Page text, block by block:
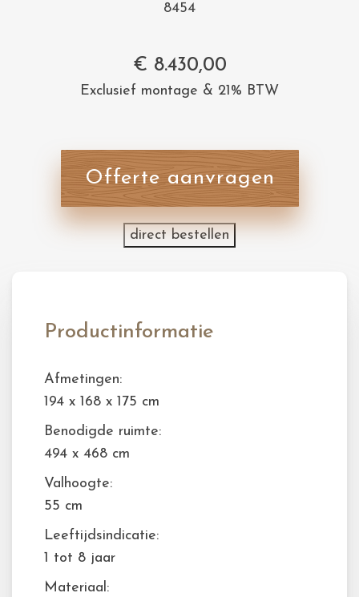
8454
€ 8.430,00
Exclusief montage & 21% BTW
Offerte aanvragen
direct bestellen
Productinformatie
Afmetingen:
194 x 168 x 175 cm
Benodigde ruimte:
494 x 468 cm
Valhoogte:
55 cm
Leeftijdsindicatie:
1 tot 8 jaar
Materiaal: